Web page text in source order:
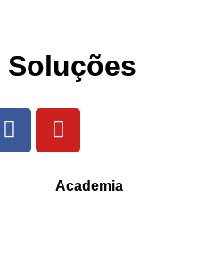
Soluções
Academia